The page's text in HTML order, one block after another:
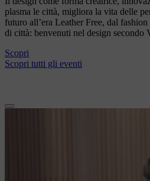
plasma le città, migliora la vita delle
futuro all’era Leather Free, dal
di città: benvenuti nel design secondo
Scopri
Scopri tutti gli eventi